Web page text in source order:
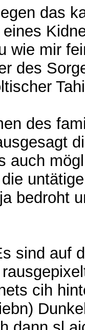
das
wie mir
des
des
auch
bedroht
sind auf
cih